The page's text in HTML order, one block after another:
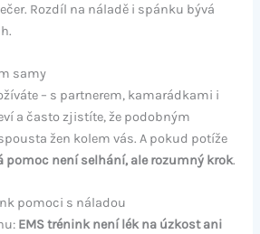
Rozdíl na náladě i spánku bývá
samy
– s partnerem, kamarádkami i
a často zjistíte, že podobným
žen kolem vás. A pokud potíže
pomoc není selhání, ale rozumný krok.
pomoci s náladou
EMS trénink není lék na úzkost ani